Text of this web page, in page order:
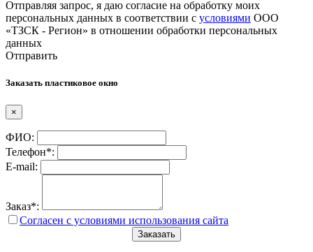
Отправляя запрос, я даю согласие на обработку моих
персональных данных в соответствии с условиями ООО
«ТЗСК - Регион» в отношении обработки персональных
данных
Отправить
Заказать пластиковое окно
×
ФИО:
Телефон*:
E-mail:
Заказ*:
Согласен с условиями использования сайта